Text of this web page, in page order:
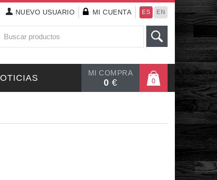
NUEVO USUARIO MI CUENTA ES EN
MI COMPRA
0 € 0